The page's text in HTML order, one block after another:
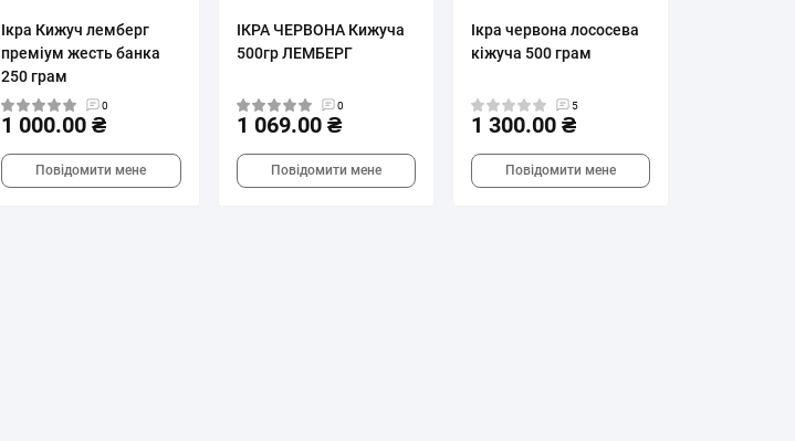
Ікра Кижуч лемберг
преміум жесть банка
250 грам
0
1 000.00 ₴
Повідомити мене
ІКРА ЧЕРВОНА Кижуча
500гр ЛЕМБЕРГ
0
1 069.00 ₴
Повідомити мене
Ікра червона лососева
кіжуча 500 грам
5
1 300.00 ₴
Повідомити мене